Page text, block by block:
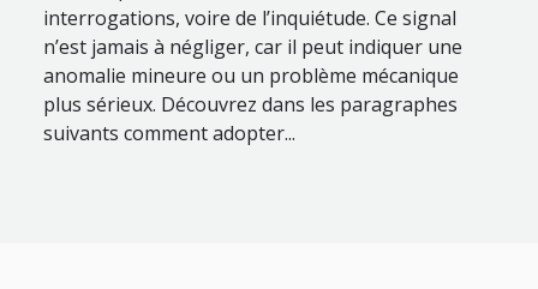
interrogations, voire de l’inquiétude. Ce signal
n’est jamais à négliger, car il peut indiquer une
anomalie mineure ou un problème mécanique
plus sérieux. Découvrez dans les paragraphes
suivants comment adopter...